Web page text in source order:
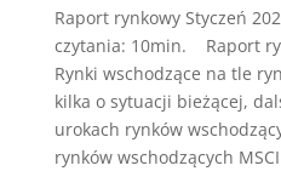
Raport rynkowy Styczeń
czytania: 10min. Raport
Rynki wschodzące na tle
kilka o sytuacji bieżącej,
urokach rynków
rynków wschodzących